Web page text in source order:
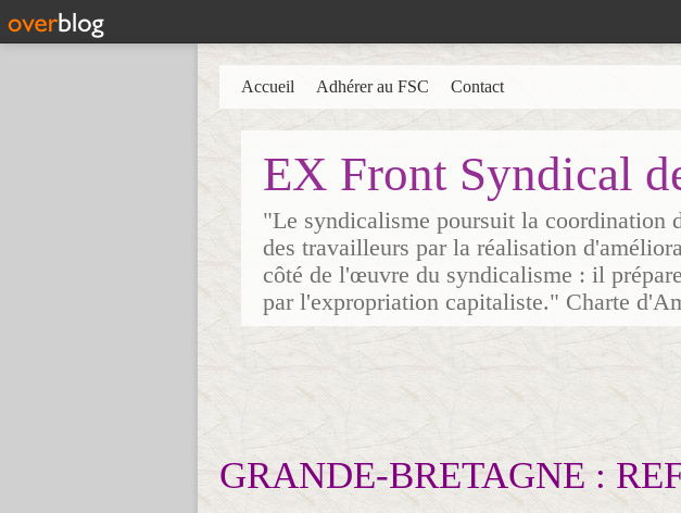
EX Front Syndical
"Le syndicalisme poursuit la coordination
des travailleurs par la réalisation
côté de l'œuvre du syndicalisme : il
par l'expropriation capitaliste." Charte
Accueil Adhérer au FSC Contact
GRANDE-BRETAGNE :